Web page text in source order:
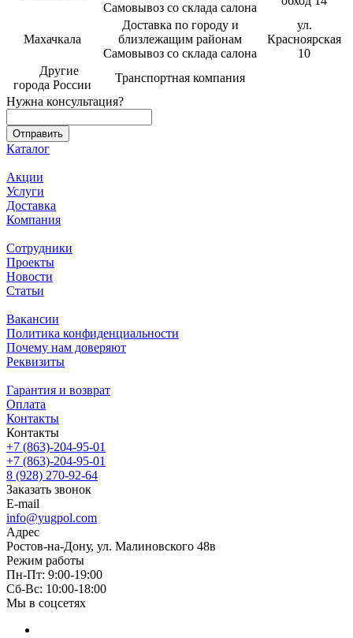
Самовывоз со склада салона
Махачкала
Доставка по городу и
близлежащим районам
Самовывоз со склада салона
ул.
Красноярская
10
Другие
города России
Транспортная компания
Нужна консультация?
Каталог
Акции
Услуги
Доставка
Компания
Сотрудники
Проекты
Новости
Статьи
Вакансии
Политика конфиденциальности
Почему нам доверяют
Реквизиты
Гарантия и возврат
Оплата
Контакты
Контакты
+7 (863)-204-95-01
+7 (863)-204-95-01
8 (928) 270-92-64
Заказать звонок
E-mail
info@yugpol.com
Адрес
Ростов-на-Дону, ул. Малиновского 48в
Режим работы
Пн-Пт: 9:00-19:00
Cб-Вс: 10:00-18:00
Мы в соцсетях